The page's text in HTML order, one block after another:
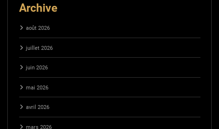
Archive
août 2026
juillet 2026
juin 2026
mai 2026
avril 2026
mars 2026